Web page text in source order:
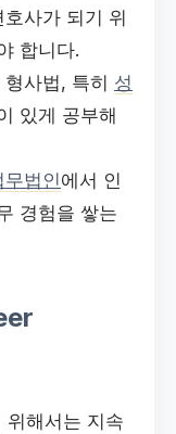
사가 되기 위
합니다.
사법, 특히 성
있게 공부해
무법인에서 인
경험을 쌓는
위해서는 지속